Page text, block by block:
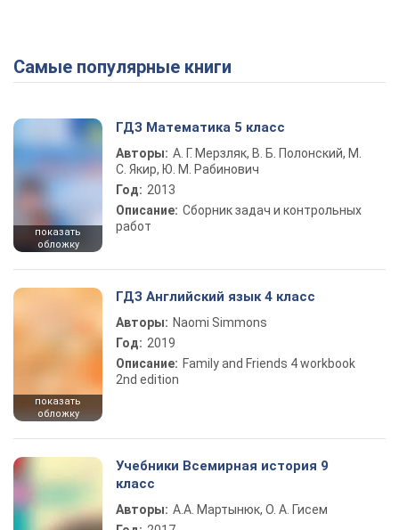
Самые популярные книги
показать
обложку
ГДЗ Математика 5 класс
Авторы: А. Г. Мерзляк, В. Б. Полонский, М.
С. Якир, Ю. М. Рабинович
Год: 2013
Описание: Сборник задач и контрольных
работ
показать
обложку
ГДЗ Английский язык 4 класс
Авторы: Naomi Simmons
Год: 2019
Описание: Family and Friends 4 workbook
2nd edition
Учебники Всемирная история 9
класс
Авторы: А.А. Мартынюк, О. А. Гисем